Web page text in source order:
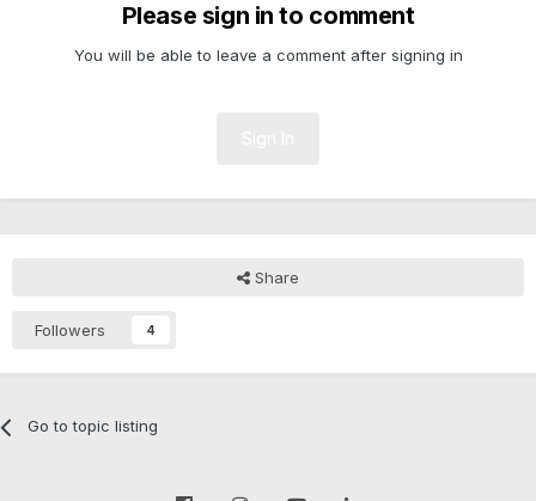
Please sign in to comment
You will be able to leave a comment after signing in
Share
Followers 4
Go to topic listing